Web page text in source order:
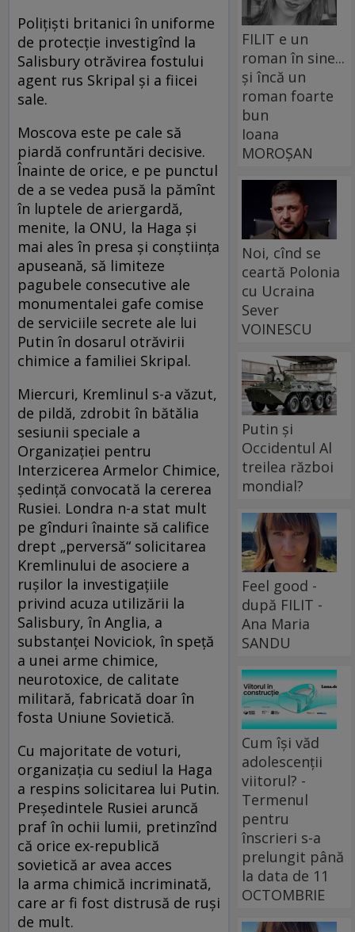
Poliţişti britanici în uniforme
de protecţie investigînd la
Salisbury otrăvirea fostului
agent rus Skripal şi a fiicei
sale.
Moscova este pe cale să
piardă confruntări decisive.
Înainte de orice, e pe punctul
de a se vedea pusă la pămînt
în luptele de ariergardă,
menite, la ONU, la Haga şi
mai ales în presa şi conştiinţa
apuseană, să limiteze
pagubele consecutive ale
monumentalei gafe comise
de serviciile secrete ale lui
Putin în dosarul otrăvirii
chimice a familiei Skripal.
Miercuri, Kremlinul s-a văzut,
de pildă, zdrobit în bătălia
sesiunii speciale a
Organizaţiei pentru
Interzicerea Armelor Chimice,
şedinţă convocată la cererea
Rusiei. Londra n-a stat mult
pe gînduri înainte să califice
drept „perversă“ solicitarea
Kremlinului de asociere a
ruşilor la investigaţiile
privind acuza utilizării la
Salisbury, în Anglia, a
substanţei Noviciok, în speţă
a unei arme chimice,
neurotoxice, de calitate
militară, fabricată doar în
fosta Uniune Sovietică.
Cu majoritate de voturi,
organizaţia cu sediul la Haga
a respins solicitarea lui Putin.
Preşedintele Rusiei aruncă
praf în ochii lumii, pretinzînd
că orice ex-republică
sovietică ar avea acces
la arma chimică incriminată,
care ar fi fost distrusă de ruşi
de mult.
FILIT e un
roman în sine...
și încă un
roman foarte
bun
Ioana
MOROȘAN
Noi, cînd se
ceartă Polonia
cu Ucraina
Sever
VOINESCU
Putin și
Occidentul Al
treilea război
mondial?
Feel good -
după FILIT -
Ana Maria
SANDU
Cum își văd
adolescenții
viitorul? -
Termenul
pentru
înscrieri s-a
prelungit până
la data de 11
OCTOMBRIE